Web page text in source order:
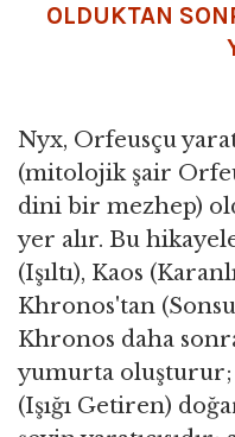
OLDUKTAN
Nyx, Orfeusçu
(mitolojik şair
dini bir mezhep)
yer alır. Bu
(Işıltı), Kaos
Khronos'tan
Khronos daha
yumurta oluşturur;
(Işığı Getiren)